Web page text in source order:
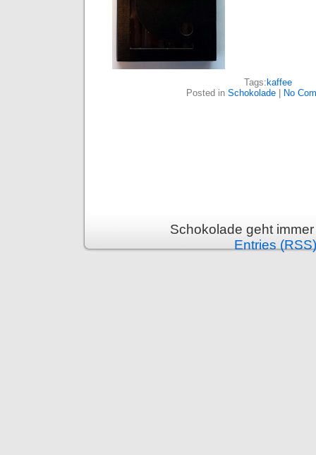
Tags: kaffee
Posted in Schokolade No
Schokolade geht
Entries (RSS)